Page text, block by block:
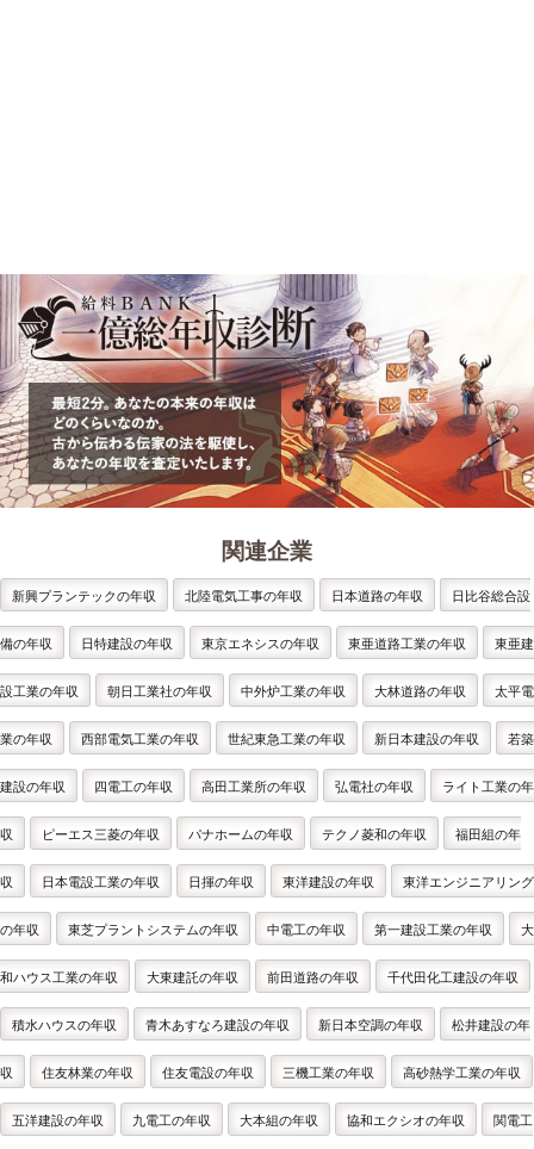
関連企業
新興プランテックの年収 北陸電気工事の年収 日本道路の年収 日比谷総合設
備の年収 日特建設の年収 東京エネシスの年収 東亜道路工業の年収 東亜建
設工業の年収 朝日工業社の年収 中外炉工業の年収 大林道路の年収 太平電
業の年収 西部電気工業の年収 世紀東急工業の年収 新日本建設の年収 若築
建設の年収 四電工の年収 高田工業所の年収 弘電社の年収 ライト工業の年
収 ピーエス三菱の年収 パナホームの年収 テクノ菱和の年収 福田組の年
収 日本電設工業の年収 日揮の年収 東洋建設の年収 東洋エンジニアリング
の年収 東芝プラントシステムの年収 中電工の年収 第一建設工業の年収 大
和ハウス工業の年収 大東建託の年収 前田道路の年収 千代田化工建設の年収
積水ハウスの年収 青木あすなろ建設の年収 新日本空調の年収 松井建設の年
収 住友林業の年収 住友電設の年収 三機工業の年収 高砂熱学工業の年収
五洋建設の年収 九電工の年収 大本組の年収 協和エクシオの年収 関電工